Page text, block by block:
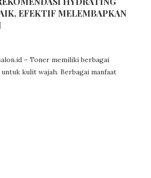
EFEKTIF MELEMBAPKAN
– Toner memiliki berbagai
kulit wajah. Berbagai manfaat